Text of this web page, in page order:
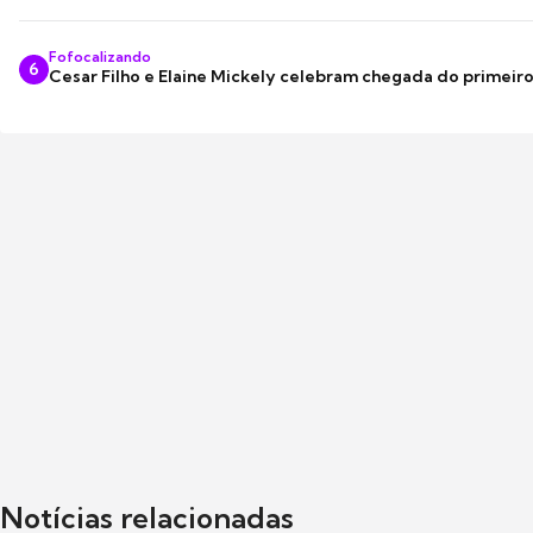
6
Fofocalizando
Cesar Filho e Elaine Mickely celebram chegada do
Notícias relacionadas